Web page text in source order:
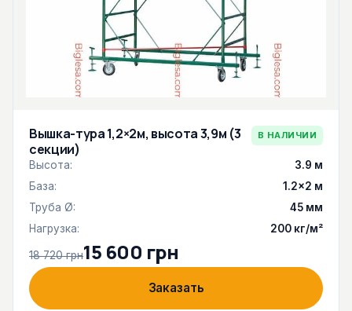
Вышка-тура 1,2×2м, высота 3,9м (3
секции)
В НАЛИЧИИ
Высота:
3.9 м
База:
1.2×2 м
Труба Ø:
45 мм
Нагрузка:
200 кг/м²
18 720 грн15 600 грн
Заказать